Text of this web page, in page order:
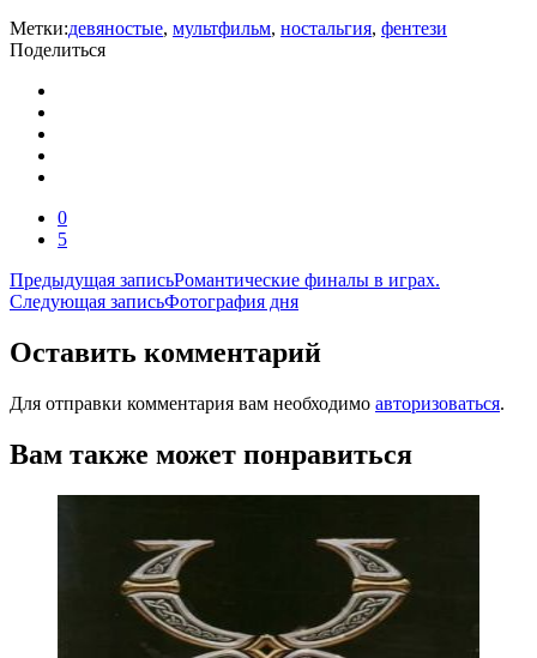
Метки:девяностые, мультфильм, ностальгия, фентези
Поделиться
0
5
Навигация
по
записям
Предыдущая записьРомантические финалы в играх.
Следующая записьФотография дня
Оставить комментарий
Для отправки комментария вам необходимо авторизоваться.
Вам также может понравиться